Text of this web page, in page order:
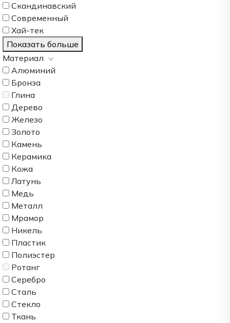
Скандинавский
Современный
Хай-тек
Показать больше
Материал
Алюминий
Бронза
Глина
Дерево
Железо
Золото
Камень
Керамика
Кожа
Латунь
Медь
Металл
Мрамор
Никель
Пластик
Полиэстер
Ротанг
Серебро
Сталь
Стекло
Ткань